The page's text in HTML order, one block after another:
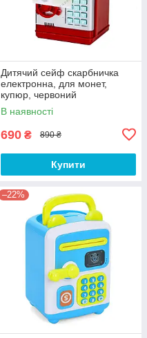
Дитячий сейф скарбничка
електронна, для монет,
купюр, червоний
В наявності
690 ₴ 890 ₴
Купити
–22%